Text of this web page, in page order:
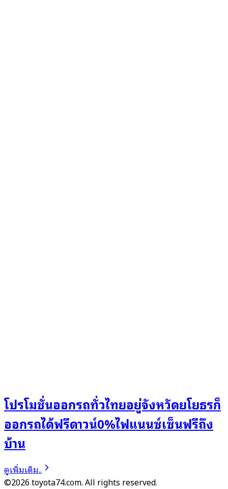
โปรโมชั่นออกรถทั่วไทยอยู่จังหวัดยโยธรก็
ออกรถได้ฟรีดาวน์0%ไฟแนนซ์เซ็นฟรีถึง
บ้าน
ดูเพิ่มเติม..
©2026 toyota74.com. All rights reserved.